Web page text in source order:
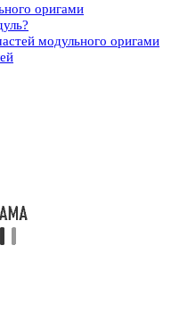
оригами
модульного оригами